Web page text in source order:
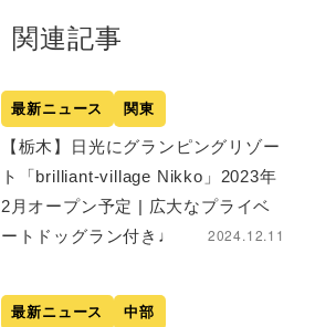
関連記事
最新ニュース 関東
【栃木】日光にグランピングリゾー
ト「brilliant-village Nikko」2023年
2月オープン予定 | 広大なプライベ
ートドッグラン付き♩
2024.12.11
最新ニュース 中部